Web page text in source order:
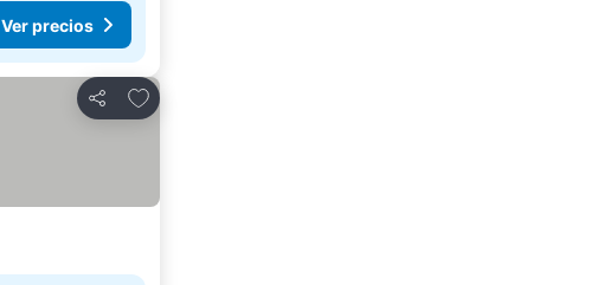
Ver precios
Compartir
Agregar a favoritos